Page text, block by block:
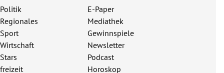
Politik
Regionales
Sport
Wirtschaft
Stars
freizeit
E-Paper
Mediathek
Gewinnspiele
Newsletter
Podcast
Horoskop